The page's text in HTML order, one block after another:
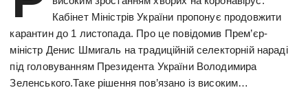
Кабінет Міністрів України пропонує продовжити
карантин до 1 листопада. Про це повідомив Прем’єр-
міністр Денис Шмигаль на традиційній селекторній нараді
під головуванням Президента України Володимира
Зеленського.Таке рішення пов’язано із високим…